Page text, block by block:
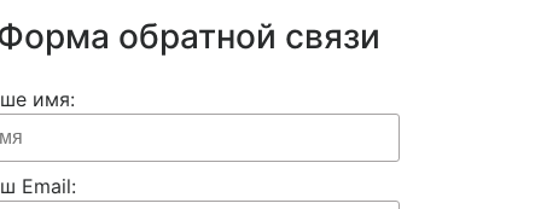
обратной связи
имя:
Email: